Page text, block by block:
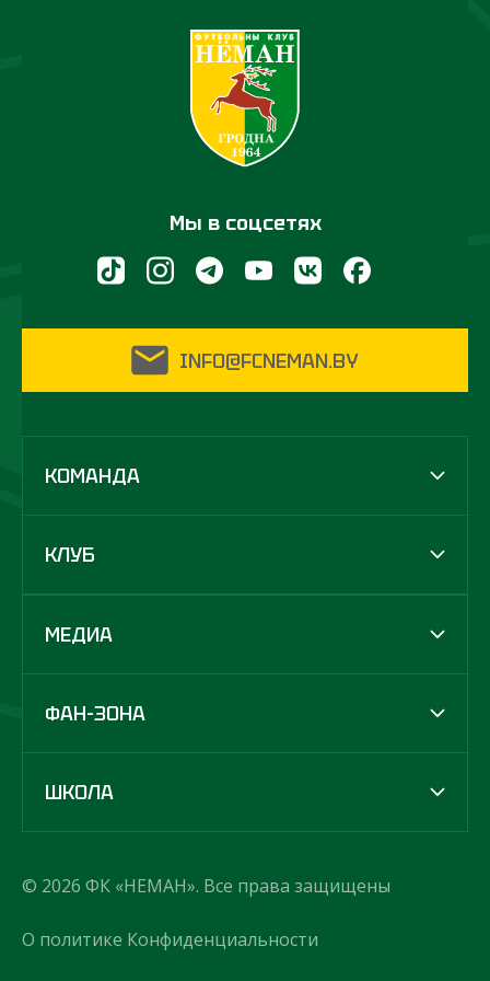
Мы в соцсетях
INFO@FCNEMAN.BY
КОМАНДА
КЛУБ
МЕДИА
ФАН-ЗОНА
ШКОЛА
© 2026 ФК «НЕМАН». Все права защищены
О политике Конфиденциальности